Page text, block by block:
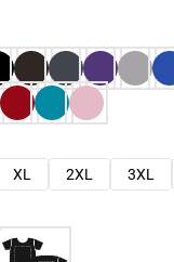
XL 2XL 3XL